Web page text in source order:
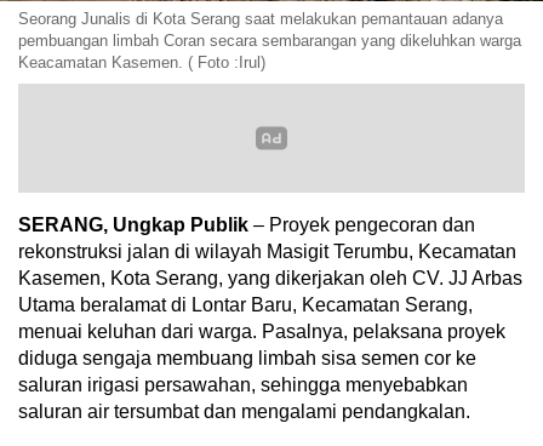
Seorang Junalis di Kota Serang saat melakukan pemantauan adanya
pembuangan limbah Coran secara sembarangan yang dikeluhkan warga
Keacamatan Kasemen. ( Foto :Irul)
SERANG, Ungkap Publik – Proyek pengecoran dan
rekonstruksi jalan di wilayah Masigit Terumbu, Kecamatan
Kasemen, Kota Serang, yang dikerjakan oleh CV. JJ Arbas
Utama beralamat di Lontar Baru, Kecamatan Serang,
menuai keluhan dari warga. Pasalnya, pelaksana proyek
diduga sengaja membuang limbah sisa semen cor ke
saluran irigasi persawahan, sehingga menyebabkan
saluran air tersumbat dan mengalami pendangkalan.